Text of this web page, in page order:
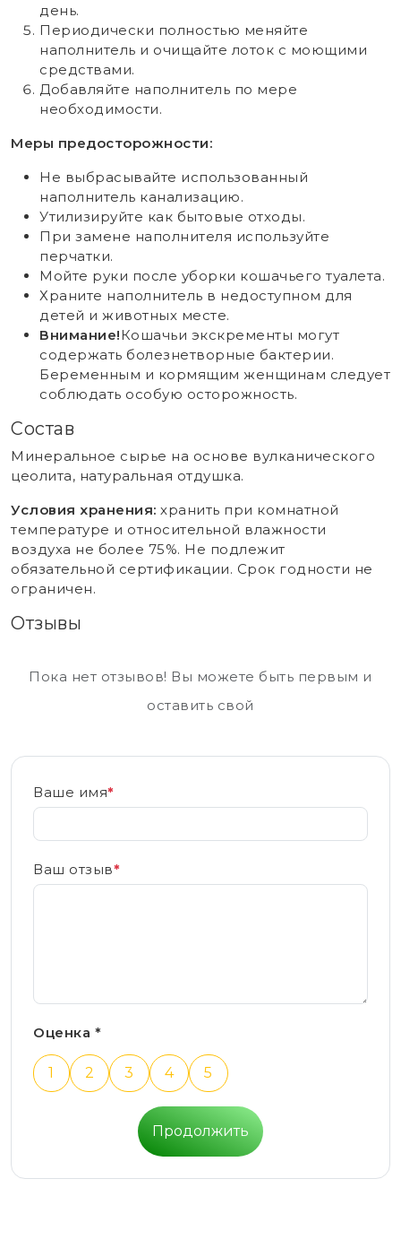
день.
Периодически полностью меняйте
наполнитель и очищайте лоток с моющими
средствами.
Добавляйте наполнитель по мере
необходимости.
Меры предосторожности:
Не выбрасывайте использованный
наполнитель канализацию.
Утилизируйте как бытовые отходы.
При замене наполнителя используйте
перчатки.
Мойте руки после уборки кошачьего туалета.
Храните наполнитель в недоступном для
детей и животных месте.
Внимание!Кошачьи экскременты могут
содержать болезнетворные бактерии.
Беременным и кормящим женщинам следует
соблюдать особую осторожность.
Состав
Минеральное сырье на основе вулканического
цеолита, натуральная отдушка.
Условия хранения: хранить при комнатной
температуре и относительной влажности
воздуха не более 75%. Не подлежит
обязательной сертификации. Срок годности не
ограничен.
Отзывы
Пока нет отзывов! Вы можете быть первым и
оставить свой
Ваше имя*
Ваш отзыв*
Оценка *
1 2 3 4 5
Продолжить